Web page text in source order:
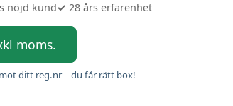
nöjd kund✓ 28 års erfarenhet
moms.
ditt reg.nr – du får rätt box!